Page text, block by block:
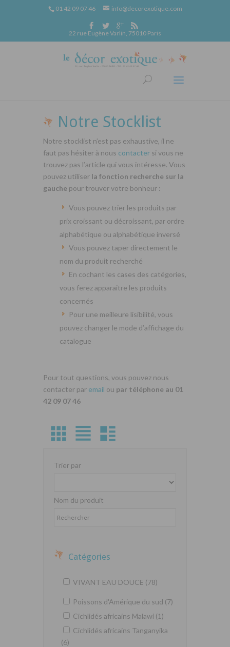
01 42 09 07 46 info@decorexotique.com
22 rue Eugène Varlin, 75010 Paris
Notre Stocklist
Notre stocklist n’est pas exhaustive, il ne
faut pas hésiter à nous contacter si vous ne
trouvez pas l’article qui vous intéresse. Vous
pouvez utiliser la fonction recherche sur la
gauche pour trouver votre bonheur :
Vous pouvez trier les produits par
prix croissant ou décroissant, par ordre
alphabétique ou alphabétique inversé
Vous pouvez taper directement le
nom du produit recherché
En cochant les cases des catégories,
vous ferez apparaitre les produits
concernés
Pour une meilleure lisibilité, vous
pouvez changer le mode d’affichage du
catalogue
Pour tout questions, vous pouvez nous
contacter par email ou par téléphone au 01
42 09 07 46
Trier par
Nom du produit
Catégories
VIVANT EAU DOUCE (78)
Poissons d'Amérique du sud (7)
Cichlidés africains Malawi (1)
Cichlidés africains Tanganyika
(6)